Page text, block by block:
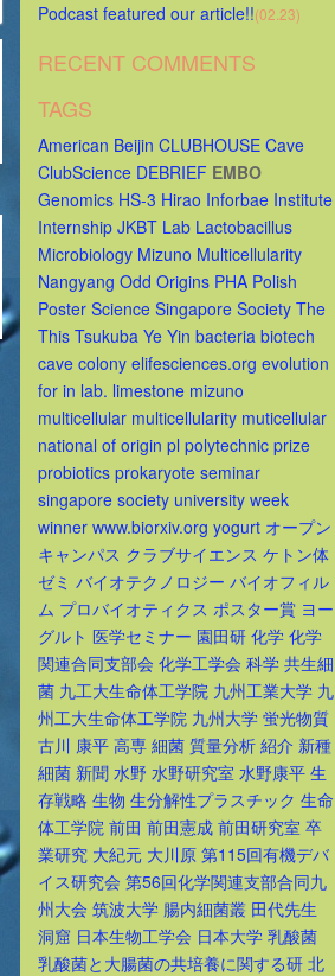
Podcast featured our article!!(02.23)
RECENT COMMENTS
TAGS
American Beijin CLUBHOUSE Cave
ClubScience DEBRIEF EMBO
Genomics HS-3 Hirao Inforbae Institute
Internship JKBT Lab Lactobacillus
Microbiology Mizuno Multicellularity
Nangyang Odd Origins PHA Polish
Poster Science Singapore Society The
This Tsukuba Ye Yin bacteria biotech
cave colony elifesciences.org evolution
for in lab. limestone mizuno
multicellular multicellularity muticellular
national of origin pl polytechnic prize
probiotics prokaryote seminar
singapore society university week
winner www.biorxiv.org yogurt オープン
キャンパス クラブサイエンス ケトン体
ゼミ バイオテクノロジー バイオフィル
ム プロバイオティクス ポスター賞 ヨー
グルト 医学セミナー 園田研 化学 化学
関連合同支部会 化学工学会 科学 共生細
菌 九工大生命体工学院 九州工業大学 九
州工大生命体工学院 九州大学 蛍光物質
古川 康平 高専 細菌 質量分析 紹介 新種
細菌 新聞 水野 水野研究室 水野康平 生
存戦略 生物 生分解性プラスチック 生命
体工学院 前田 前田憲成 前田研究室 卒
業研究 大紀元 大川原 第115回有機デバ
イス研究会 第56回化学関連支部合同九
州大会 筑波大学 腸内細菌叢 田代先生
洞窟 日本生物工学会 日本大学 乳酸菌
乳酸菌と大腸菌の共培養に関する研 北